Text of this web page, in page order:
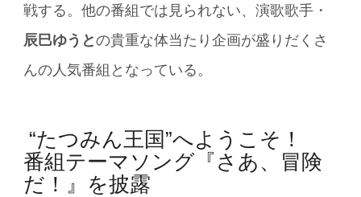
戦する。他の番組では見られない、演歌歌手・
辰巳ゆうとの貴重な体当たり企画が盛りだくさ
んの人気番組となっている。
“たつみん王国”へようこそ！
番組テーマソング『さあ、冒険
だ！』を披露